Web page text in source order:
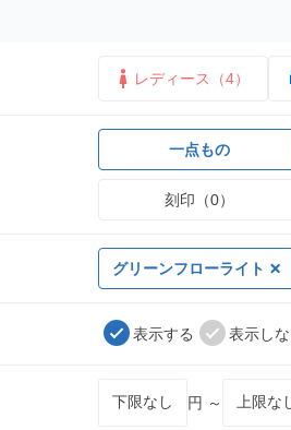
レディース（4）
一点もの
刻印（0）
グリーンフローライト
表示する 表示し
円 ～